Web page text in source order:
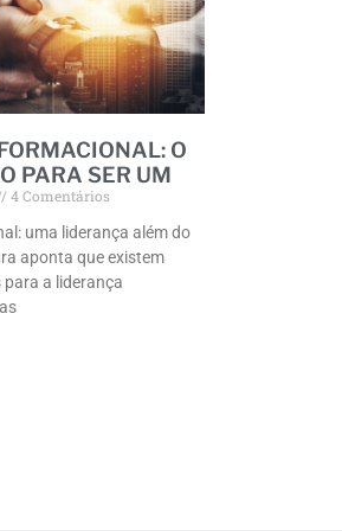
O
PARA SER UM
4 Comentários
uma liderança além do
aponta que existem
a liderança